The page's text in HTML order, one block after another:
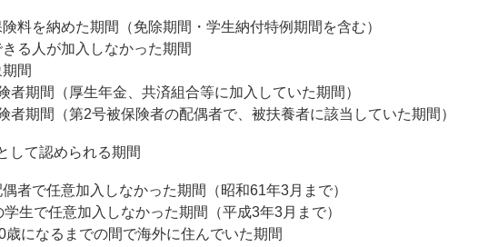
料を納めた期間（免除期間・学生納付特例期間を含む）
る人が加入しなかった期間
間
者期間（厚生年金、共済組合等に加入していた期間）
者期間（第2号被保険者の配偶者で、被扶養者に該当していた期間）
して認められる期間
者で任意加入しなかった期間（昭和61年3月まで）
生で任意加入しなかった期間（平成3年3月まで）
歳になるまでの間で海外に住んでいた期間